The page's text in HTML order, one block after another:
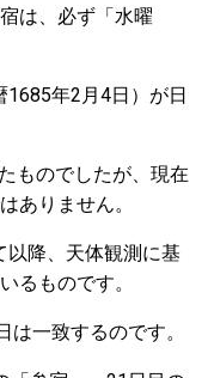
は、必ず「水曜
年2月4日）が日
ものでしたが、現在
ありません。
以降、天体観測に基
るものです。
一致するのです。